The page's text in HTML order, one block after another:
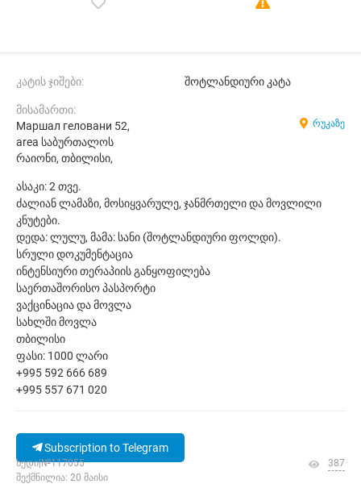
კატის ჯიშები: შოტლანდიური კატა
მისამართი:
Маршал геловани 52,
area საბურთალოს
რაიონი, თბილისი,
რუკაზე
ასაკი: 2 თვე.
ძალიან ლამაზი, მოსიყვარულე, ჯანმრთელი და მოვლილი
კნუტები.
დედა: ლულუ, მამა: სანი (შოტლანდიური ფოლდი).
სრული დოკუმენტაცია
ინტენსიური თერაპიის განყოფილება
საერთაშორისო პასპორტი
ვაქცინაცია და მოვლა
სახლში მოვლა
თბილისი
ფასი: 1000 ლარი
+995 592 666 689
+995 557 671 020
Subscription to Telegram
ხედი|№117055
შექმნილია: 20 მაისი
387